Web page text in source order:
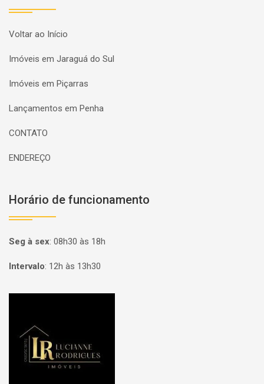
Voltar ao Início
Imóveis em Jaraguá do Sul
Imóveis em Piçarras
Lançamentos em Penha
CONTATO
ENDEREÇO
Horário de funcionamento
Seg à sex: 08h30 às 18h
Intervalo: 12h às 13h30